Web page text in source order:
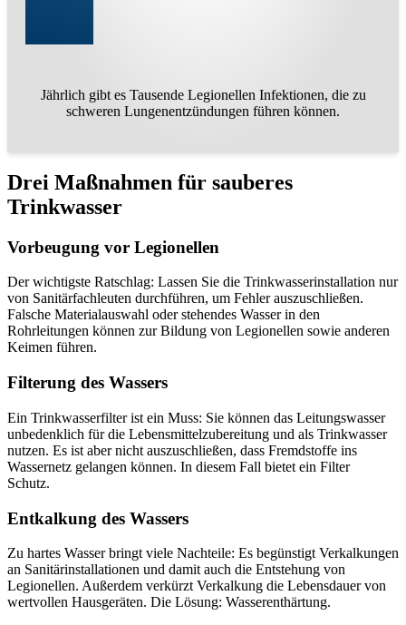
Jährlich gibt es Tausende Legionellen Infektionen, die zu
schweren Lungenentzündungen führen können.
Drei Maßnahmen für sauberes
Trinkwasser
Vorbeugung vor Legionellen
Der wichtigste Ratschlag: Lassen Sie die Trinkwasserinstallation nur
von Sanitärfachleuten durchführen, um Fehler auszuschließen.
Falsche Materialauswahl oder stehendes Wasser in den
Rohrleitungen können zur Bildung von Legionellen sowie anderen
Keimen führen.
Filterung des Wassers
Ein Trinkwasserfilter ist ein Muss: Sie können das Leitungswasser
unbedenklich für die Lebensmittelzubereitung und als Trinkwasser
nutzen. Es ist aber nicht auszuschließen, dass Fremdstoffe ins
Wassernetz gelangen können. In diesem Fall bietet ein Filter
Schutz.
Entkalkung des Wassers
Zu hartes Wasser bringt viele Nachteile: Es begünstigt Verkalkungen
an Sanitärinstallationen und damit auch die Entstehung von
Legionellen. Außerdem verkürzt Verkalkung die Lebensdauer von
wertvollen Hausgeräten. Die Lösung: Wasserenthärtung.